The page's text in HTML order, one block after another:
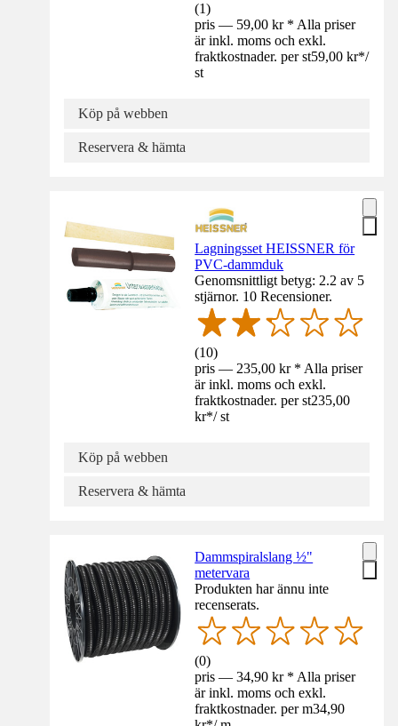
(1)
pris — 59,00 kr * Alla priser
är inkl. moms och exkl.
fraktkostnader. per st59,00 kr*/
st
Köp på webben
Reservera & hämta
Lagningsset HEISSNER för
PVC-dammduk
Genomsnittligt betyg: 2.2 av 5
stjärnor. 10 Recensioner.
(10)
pris — 235,00 kr * Alla priser
är inkl. moms och exkl.
fraktkostnader. per st235,00
kr*/ st
Köp på webben
Reservera & hämta
Dammspiralslang ½"
metervara
Produkten har ännu inte
recenserats.
(0)
pris — 34,90 kr * Alla priser
är inkl. moms och exkl.
fraktkostnader. per m34,90